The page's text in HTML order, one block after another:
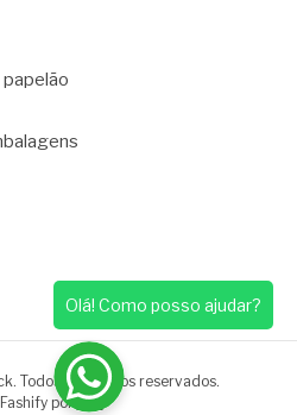
Todos os direitos reservados.
porFRT
Olá! Como posso ajudar?